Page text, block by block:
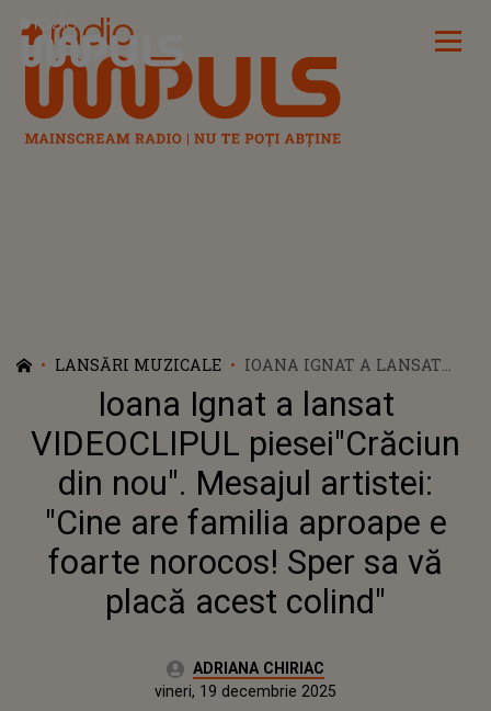
Radio Impuls
LANSĂRI MUZICALE
IOANA IGNAT A LANSAT
VIDEOCLIPUL
PIESEI"CRĂCIUN DIN NOU".
MESAJUL ARTISTEI: "CINE
ARE FAMILIA APROAPE E
FOARTE NOROCOS! SPER SA
VĂ PLACĂ ACEST COLIND"
Ioana Ignat a lansat
VIDEOCLIPUL piesei"Crăciun
din nou". Mesajul artistei:
"Cine are familia aproape e
foarte norocos! Sper sa vă
placă acest colind"
Autor:ADRIANA CHIRIAC
vineri, 19 decembrie 2025Actualizat:
vineri, 19 decembrie 2025